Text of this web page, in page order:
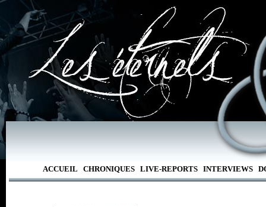
ACCUEIL CHRONIQUES LIVE-REPORTS INTERVIEWS